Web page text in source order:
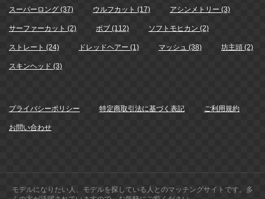
スーパーロング (37) ウルフカット (17) アシンメトリー (3)
サーファーカット (2) ボブ (112) ソフトモヒカン (2)
ストレート (24) ドレッドヘアー (1) マッシュ (38) 坊主頭 (2)
スキンヘッド (3)
プライバシーポリシー 特定商取引法に基づく表記 ご利用規約
お問い合わせ
モデルになりたい人、モデルを探している人とのマッチングサイトです。多